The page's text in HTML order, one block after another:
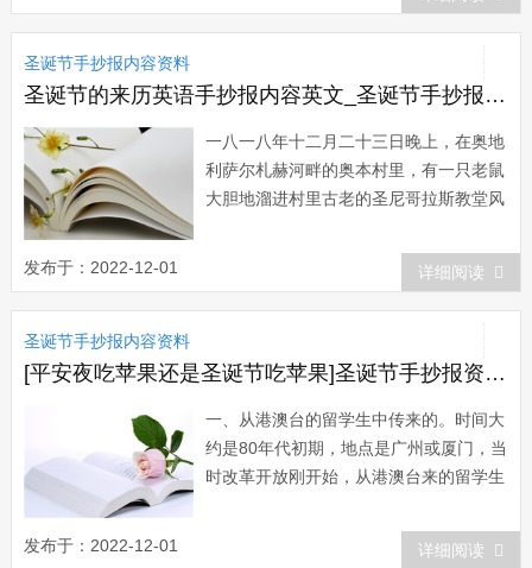
事已经被作为圣诞传统流传至今。圣诞期
间上映的新片是不仅是每年电影工业票房
的保证，圣诞也是各大电影公司和著名导
演群雄逐鹿...
圣诞节手抄报内容资料
圣诞节的来历英语手抄报内容英文_圣诞节手抄报内容：平安夜来历
一八一八年十二月二十三日晚上，在奥地
利萨尔札赫河畔的奥本村里，有一只老鼠
大胆地溜进村里古老的圣尼哥拉斯教堂风
窜，到处咬噬，终于干下了一件“影响深
远的大事”，导致了一曲脍炙人口的圣诞
赞美诗的诞生。翌日清晨，一位身穿黑色
发布于：2022-12-01 详细阅读
圣诞节手抄报内容资料
[平安夜吃苹果还是圣诞节吃苹果]圣诞节手抄报资料：平安夜吃苹果的起源
一、从港澳台的留学生中传来的。时间大
约是80年代初期，地点是广州或厦门，当
时改革开放刚开始，从港澳台来的留学生
中的部份人有过圣诞节的习惯，但没有火
鸡，也没有圣诞大餐，有钱也买不到些什
发布于：2022-12-01 详细阅读